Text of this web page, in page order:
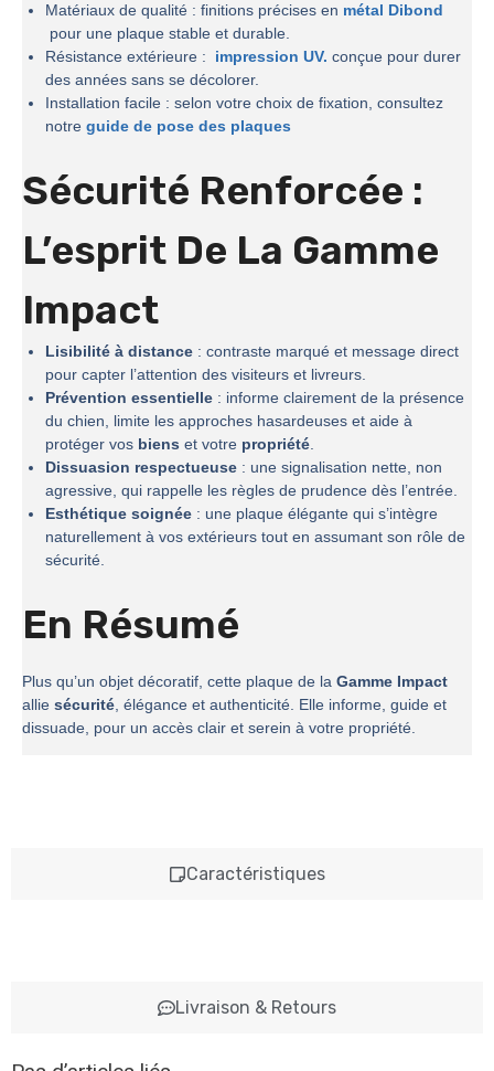
Caractéristiques
Livraison & Retours
Matériaux de qualité : finitions précises en métal Dibond
pour une plaque stable et durable.
Résistance extérieure :
impression UV. conçue pour durer
des années sans se décolorer.
Installation facile : selon votre choix de fixation, consultez
notre guide de pose des plaques
Sécurité Renforcée :
L’esprit De La Gamme
Impact
Lisibilité à distance : contraste marqué et message direct
pour capter l’attention des visiteurs et livreurs.
Prévention essentielle : informe clairement de la présence
du chien, limite les approches hasardeuses et aide à
protéger vos biens et votre propriété.
Dissuasion respectueuse : une signalisation nette, non
agressive, qui rappelle les règles de prudence dès l’entrée.
Esthétique soignée : une plaque élégante qui s’intègre
naturellement à vos extérieurs tout en assumant son rôle de
sécurité.
En Résumé
Plus qu’un objet décoratif, cette plaque de la Gamme Impact
allie sécurité, élégance et authenticité. Elle informe, guide et
dissuade, pour un accès clair et serein à votre propriété.